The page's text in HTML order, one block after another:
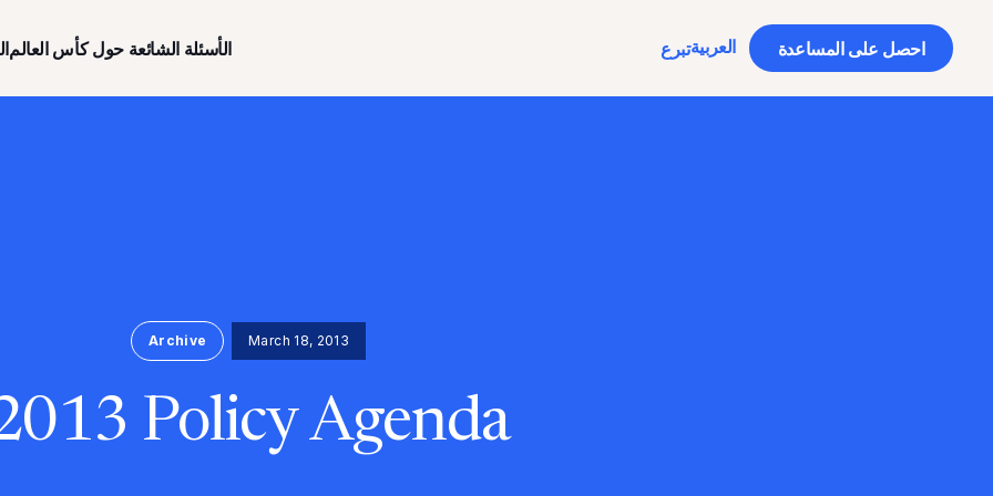
الأسئلة الشائعة حول كأس العالم تبرعالعربية‏ احصل على المساعدة
Archive March 18, 2013
Policy Agenda